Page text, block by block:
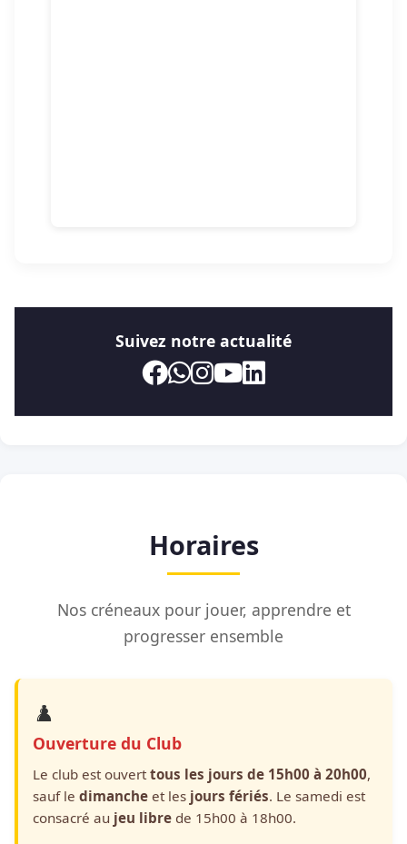
Suivez notre actualité
Horaires
Nos créneaux pour jouer, apprendre et
progresser ensemble
♟️
Ouverture du Club
Le club est ouvert tous les jours de 15h00 à 20h00,
sauf le dimanche et les jours fériés. Le samedi est
consacré au jeu libre de 15h00 à 18h00.